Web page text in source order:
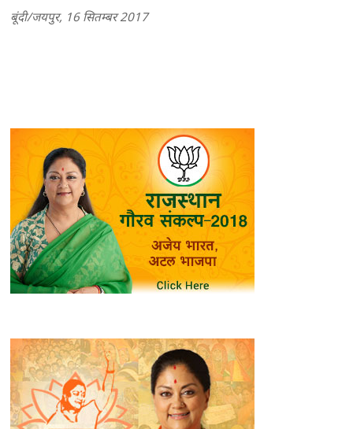
बूंदी/जयपुर, 16 सितम्बर 2017